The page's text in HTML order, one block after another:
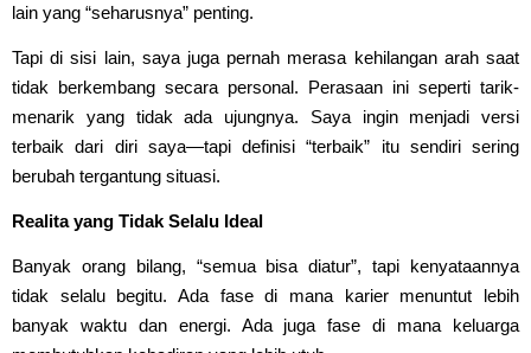
lain yang “seharusnya” penting.
Tapi di sisi lain, saya juga pernah merasa kehilangan arah saat
tidak berkembang secara personal. Perasaan ini seperti tarik-
menarik yang tidak ada ujungnya. Saya ingin menjadi versi
terbaik dari diri saya—tapi definisi “terbaik” itu sendiri sering
berubah tergantung situasi.
Realita yang Tidak Selalu Ideal
Banyak orang bilang, “semua bisa diatur”, tapi kenyataannya
tidak selalu begitu. Ada fase di mana karier menuntut lebih
banyak waktu dan energi. Ada juga fase di mana keluarga